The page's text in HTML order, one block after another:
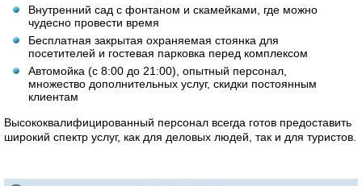
Внутренний сад с фонтаном и скамейками, где можно
чудесно провести время
Бесплатная закрытая охраняемая стоянка для
посетителей и гостевая парковка перед комплексом
Автомойка (с 8:00 до 21:00), опытный персонал,
множество дополнительных услуг, скидки постоянным
клиентам
Высококвалифицированный персонал всегда готов предоставить
широкий спектр услуг, как для деловых людей, так и для туристов.